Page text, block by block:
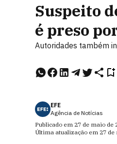
Suspeito
é preso
Autoridades também
EFE
Agência de Notícias
Publicado em 27 de maio de
Última atualização em 27 de